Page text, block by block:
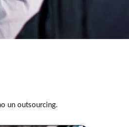
un outsourcing.